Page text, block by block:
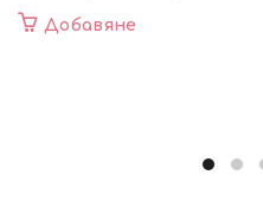
was:
30.68€
е:
25.05€
Добавяне